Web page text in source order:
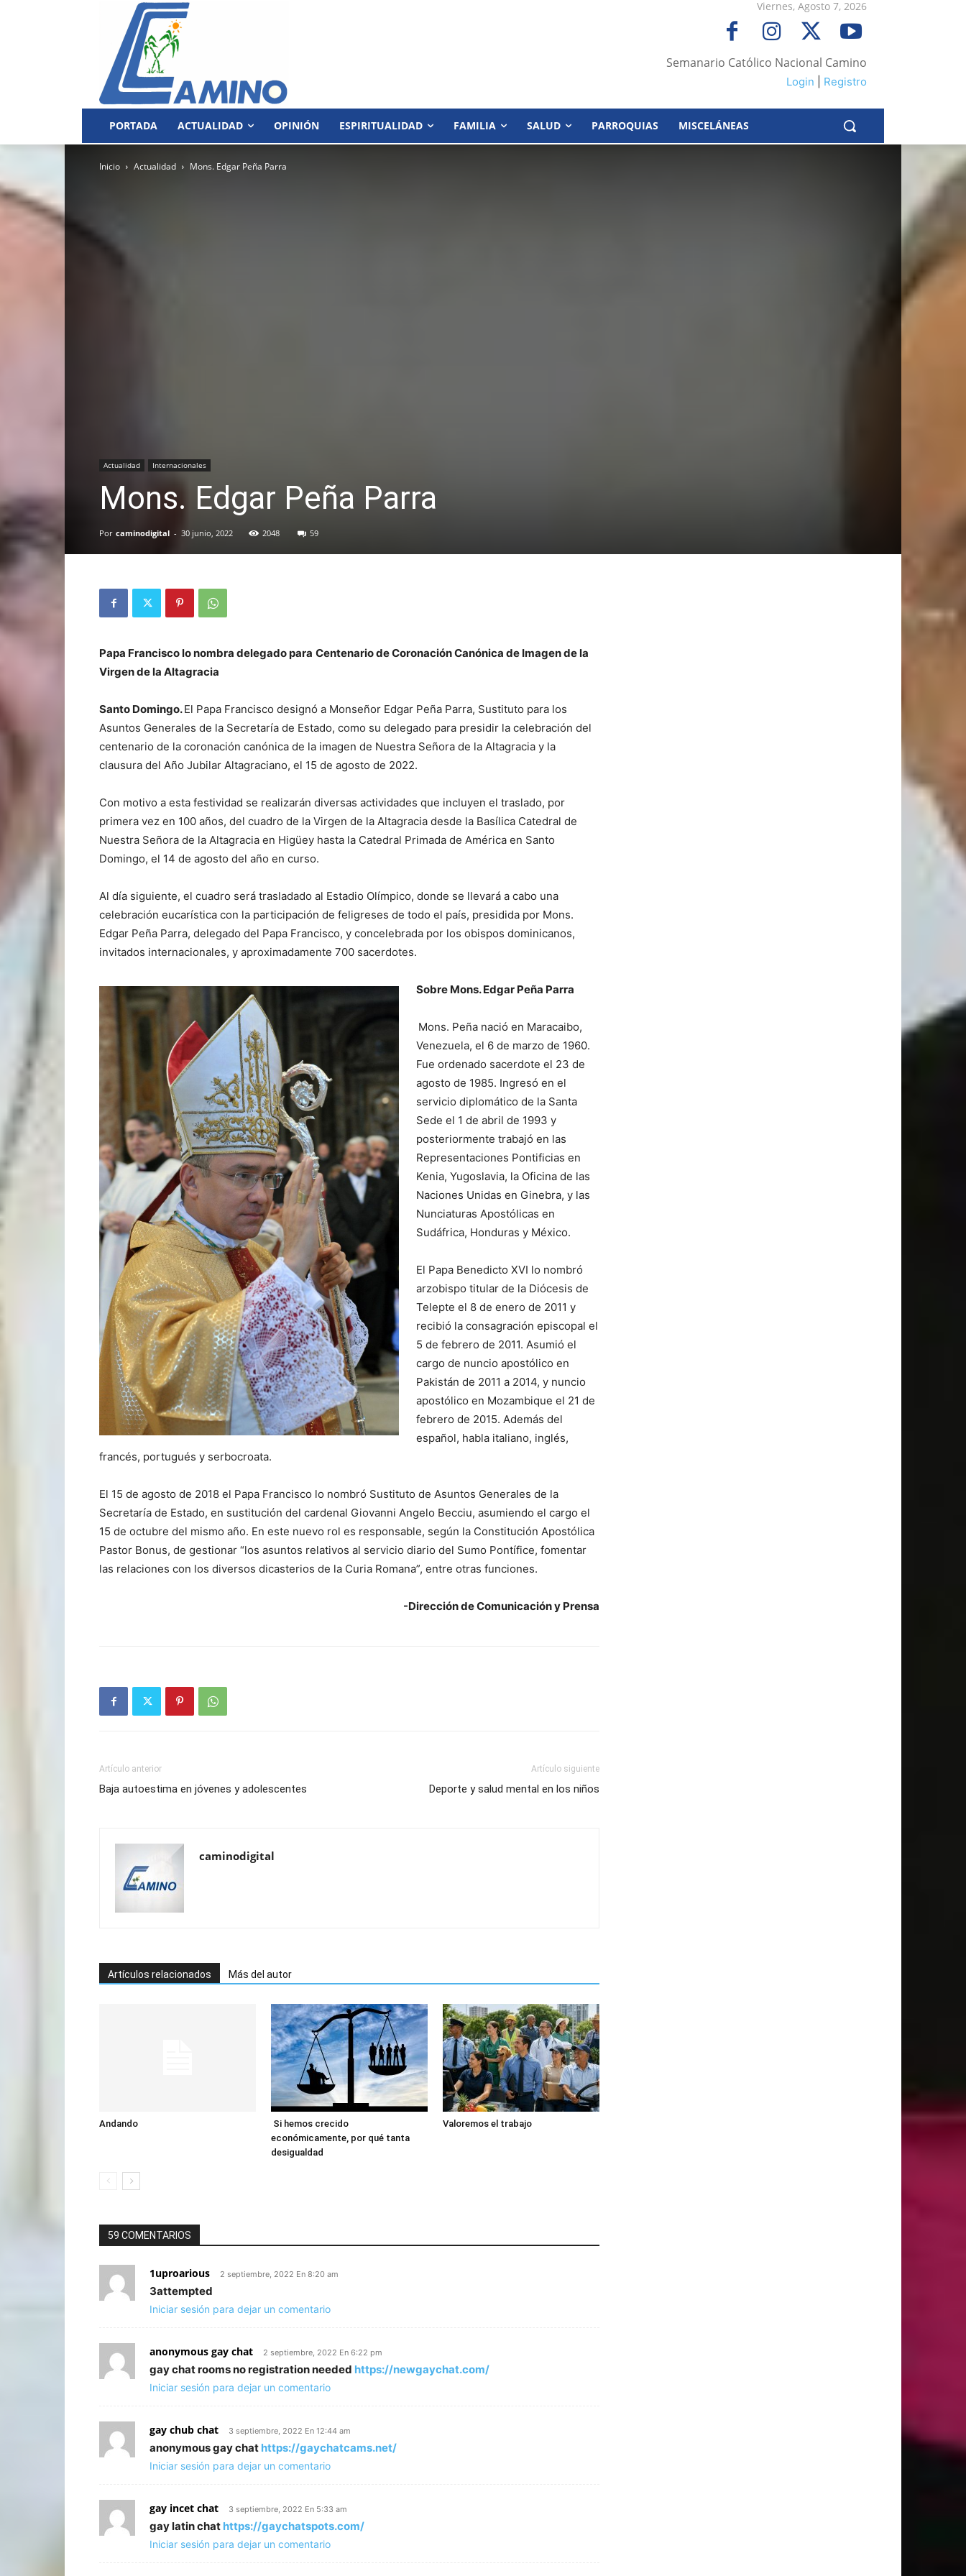
Viernes, Agosto 7, 2026
Semanario Católico Nacional Camino
Login Registro
PORTADA ACTUALIDAD OPINIÓN ESPIRITUALIDAD FAMILIA SALUD PARROQUIAS MISCELÁNEAS
Inicio Actualidad Mons. Edgar Peña Parra
Actualidad Internacionales
Mons. Edgar Peña Parra
Por caminodigital - 30 junio, 2022 2048 59
Papa Francisco lo nombra delegado para Centenario de Coronación Canónica de Imagen de la
Virgen de la Altagracia
Santo Domingo.El Papa Francisco designó a Monseñor Edgar Peña Parra, Sustituto para los
Asuntos Generales de la Secretaría de Estado, como su delegado para presidir la celebración del
centenario de la coronación canónica de la imagen de Nuestra Señora de la Altagracia y la
clausura del Año Jubilar Altagraciano, el 15 de agosto de 2022.
Con motivo a esta festividad se realizarán diversas actividades que incluyen el traslado, por
primera vez en 100 años, del cuadro de la Virgen de la Altagracia desde la Basílica Catedral de
Nuestra Señora de la Altagracia en Higüey hasta la Catedral Primada de América en Santo
Domingo, el 14 de agosto del año en curso.
Al día siguiente, el cuadro será trasladado al Estadio Olímpico, donde se llevará a cabo una
celebración eucarística con la participación de feligreses de todo el país, presidida por Mons.
Edgar Peña Parra, delegado del Papa Francisco, y concelebrada por los obispos dominicanos,
invitados internacionales, y aproximadamente 700 sacerdotes.
Sobre Mons. Edgar Peña Parra
Mons. Peña nació en Maracaibo,
Venezuela, el 6 de marzo de 1960.
Fue ordenado sacerdote el 23 de
agosto de 1985. Ingresó en el
servicio diplomático de la Santa
Sede el 1 de abril de 1993 y
posteriormente trabajó en las
Representaciones Pontificias en
Kenia, Yugoslavia, la Oficina de las
Naciones Unidas en Ginebra, y las
Nunciaturas Apostólicas en
Sudáfrica, Honduras y México.
El Papa Benedicto XVI lo nombró
arzobispo titular de la Diócesis de
Telepte el 8 de enero de 2011 y
recibió la consagración episcopal el
5 de febrero de 2011. Asumió el
cargo de nuncio apostólico en
Pakistán de 2011 a 2014, y nuncio
apostólico en Mozambique el 21 de
febrero de 2015. Además del
español, habla italiano, inglés,
francés, portugués y serbocroata.
El 15 de agosto de 2018 el Papa Francisco lo nombró Sustituto de Asuntos Generales de la
Secretaría de Estado, en sustitución del cardenal Giovanni Angelo Becciu, asumiendo el cargo el
15 de octubre del mismo año. En este nuevo rol es responsable, según la Constitución Apostólica
Pastor Bonus, de gestionar “los asuntos relativos al servicio diario del Sumo Pontífice, fomentar
las relaciones con los diversos dicasterios de la Curia Romana”, entre otras funciones.
-Dirección de Comunicación y Prensa
Artículo anterior
Baja autoestima en jóvenes y adolescentes
Artículo siguiente
Deporte y salud mental en los niños
caminodigital
Artículos relacionados Más del autor
Andando
Si hemos crecido
económicamente, por qué tanta
desigualdad
Valoremos el trabajo
59 COMENTARIOS
1uproarious 2 septiembre, 2022 En 8:20 am
3attempted
Iniciar sesión para dejar un comentario
anonymous gay chat 2 septiembre, 2022 En 6:22 pm
gay chat rooms no registration needed https://newgaychat.com/
Iniciar sesión para dejar un comentario
gay chub chat 3 septiembre, 2022 En 12:44 am
anonymous gay chat https://gaychatcams.net/
Iniciar sesión para dejar un comentario
gay incet chat 3 septiembre, 2022 En 5:33 am
gay latin chat https://gaychatspots.com/
Iniciar sesión para dejar un comentario